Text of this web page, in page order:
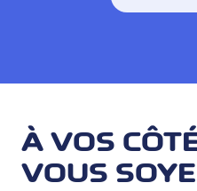
À VOS
VOUS